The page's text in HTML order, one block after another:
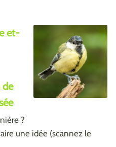
et-
de
?
une idée (scannez le